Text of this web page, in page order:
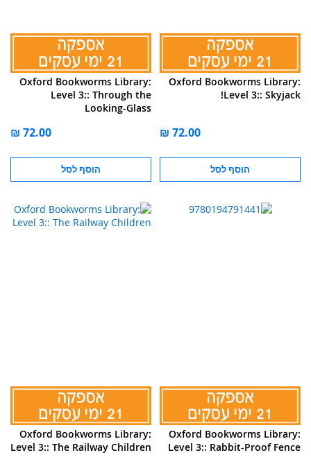
Oxford Bookworms Library:
Level 3:: Skyjack!
הוסף לסל
Oxford Bookworms Library:
Level 3:: Through the
Looking-Glass
הוסף לסל
Oxford Bookworms Library:
Level 3:: Rabbit-Proof Fence
Oxford Bookworms Library:
Level 3:: The Railway Children